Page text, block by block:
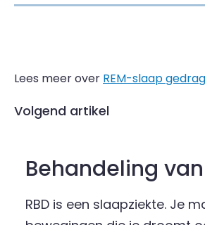
Lees meer over REM-slaap
Volgend artikel
Behandeling van
RBD is een slaapziekte. Je